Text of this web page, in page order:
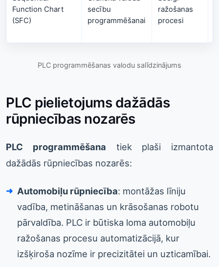
Function Chart
(SFC)
secību
programmēšanai
ražošanas
procesi
PLC programmēšanas valodu salīdzinājums
PLC pielietojums dažādās
rūpniecības nozarēs
PLC programmēšana tiek plaši izmantota
dažādās rūpniecības nozarēs:
Automobiļu rūpniecība: montāžas līniju
vadība, metināšanas un krāsošanas robotu
pārvaldība. PLC ir būtiska loma automobiļu
ražošanas procesu automatizācijā, kur
izšķiroša nozīme ir precizitātei un uzticamībai.